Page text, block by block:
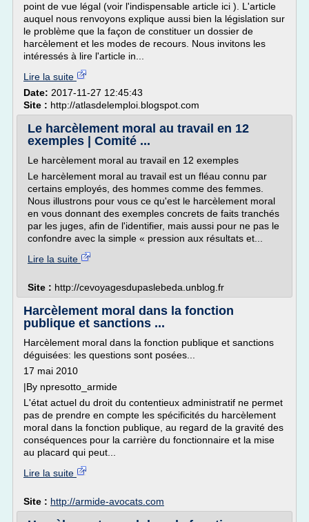
point de vue légal (voir l'indispensable article ici ). L'article
auquel nous renvoyons explique aussi bien la législation sur
le problème que la façon de constituer un dossier de
harcèlement et les modes de recours. Nous invitons les
intéressés à lire l'article in...
Lire la suite
Date: 2017-11-27 12:45:43
Site : http://atlasdelemploi.blogspot.com
Le harcèlement moral au travail en 12
exemples | Comité ...
Le harcèlement moral au travail en 12 exemples
Le harcèlement moral au travail est un fléau connu par
certains employés, des hommes comme des femmes.
Nous illustrons pour vous ce qu'est le harcèlement moral
en vous donnant des exemples concrets de faits tranchés
par les juges, afin de l'identifier, mais aussi pour ne pas le
confondre avec la simple « pression aux résultats et...
Lire la suite
Site : http://cevoyagesdupaslebeda.unblog.fr
Harcèlement moral dans la fonction
publique et sanctions ...
Harcèlement moral dans la fonction publique et sanctions
déguisées: les questions sont posées...
17 mai 2010
|By npresotto_armide
L'état actuel du droit du contentieux administratif ne permet
pas de prendre en compte les spécificités du harcèlement
moral dans la fonction publique, au regard de la gravité des
conséquences pour la carrière du fonctionnaire et la mise
au placard qui peut...
Lire la suite
Site : http://armide-avocats.com